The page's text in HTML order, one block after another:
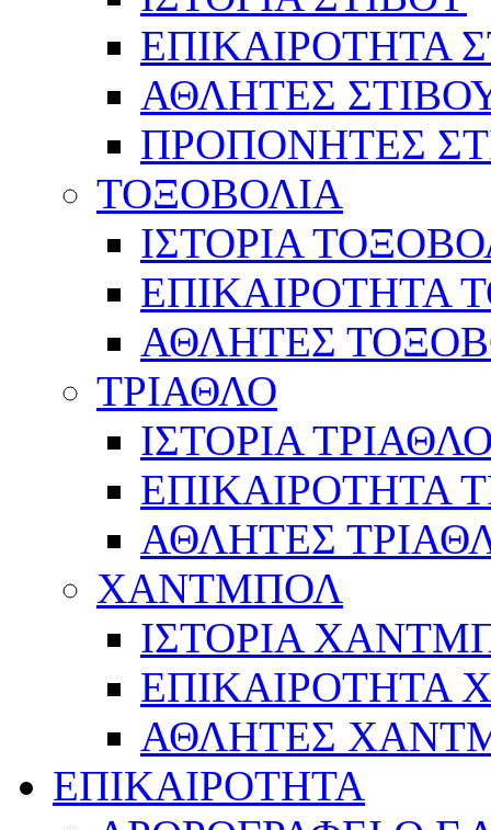
ΕΠΙΚΑΙΡΟΤΗΤΑ
ΑΘΛΗΤΕΣ
ΠΡΟΠΟΝΗΤΕΣ
ΤΟΞΟΒΟΛΙΑ
ΙΣΤΟΡΙΑ
ΕΠΙΚΑΙΡΟΤΗΤΑ
ΑΘΛΗΤΕΣ
ΤΡΙΑΘΛΟ
ΙΣΤΟΡΙΑ
ΕΠΙΚΑΙΡΟΤΗΤΑ
ΑΘΛΗΤΕΣ
ΧΑΝΤΜΠΟΛ
ΙΣΤΟΡΙΑ
ΕΠΙΚΑΙΡΟΤΗΤΑ
ΑΘΛΗΤΕΣ
ΕΠΙΚΑΙΡΟΤΗΤΑ